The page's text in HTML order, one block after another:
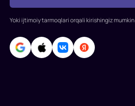
bilan
yashaydi,
bolaligidan
unga
Yoki ijtimoiy tarmoqlari orqali kirishingiz mumkin